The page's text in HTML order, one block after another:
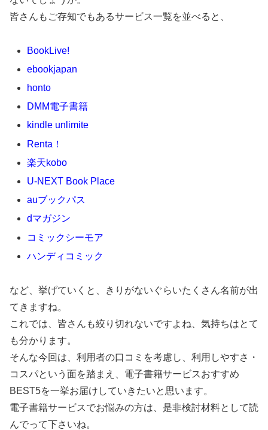
皆さんもご存知でもあるサービス一覧を並べると、
BookLive!
ebookjapan
honto
DMM電子書籍
kindle unlimite
Renta！
楽天kobo
U-NEXT Book Place
auブックパス
dマガジン
コミックシーモア
ハンディコミック
など、挙げていくと、きりがないぐらいたくさん名前が出
てきますね。
これでは、皆さんも絞り切れないですよね、気持ちはとて
も分かります。
そんな今回は、利用者の口コミを考慮し、利用しやすさ・
コスパという面を踏まえ、電子書籍サービスおすすめ
BEST5を一挙お届けしていきたいと思います。
電子書籍サービスでお悩みの方は、是非検討材料として読
んでって下さいね。